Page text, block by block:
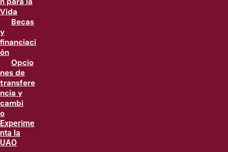
Vida
Becas
y
financiaci
ón
Opcio
nes de
transfere
ncia y
cambi
o
Experime
nta la
UAO